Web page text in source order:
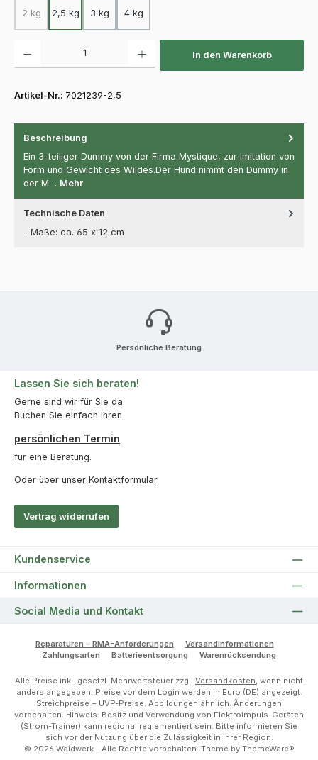
2 kg
(Diese Option ist zurzeit nicht verfügbar.)
2,5 kg 3 kg 4 kg
In den Warenkorb
Artikel-Nr.: 7021239-2,5
Beschreibung
Ein 3-teiliger Dummy von der Firma Mystique, zur Imitation von
Form und Gewicht des Wildes.Der Hund nimmt den Dummy in
der M… Mehr
Technische Daten
- Maße: ca. 65 x 12 cm
Persönliche Beratung
Lassen Sie sich beraten!
Gerne sind wir für Sie da.
Buchen Sie einfach Ihren
persönlichen Termin
für eine Beratung.
Oder über unser Kontaktformular.
Vertrag widerrufen
Kundenservice
Informationen
Social Media und Kontakt
Reparaturen – RMA-Anforderungen
Versandinformationen
Zahlungsarten
Batterieentsorgung Warenrücksendung
Alle Preise inkl. gesetzl. Mehrwertsteuer zzgl. Versandkosten, wenn nicht
anders angegeben. Preise vor dem Login werden in Euro (DE) angezeigt.
Streichpreise = UVP-Preise. Abbildungen ähnlich. Änderungen
vorbehalten. Hinweis: Besitz und Verwendung von Elektroimpuls-Geräten
(Strom-Trainer) kann regional reglementiert sein. Bitte informieren Sie
sich vor der Nutzung über die Zulässigkeit in Ihrer Region.
© 2026 Waidwerk - Alle Rechte vorbehalten. Theme by ThemeWare®